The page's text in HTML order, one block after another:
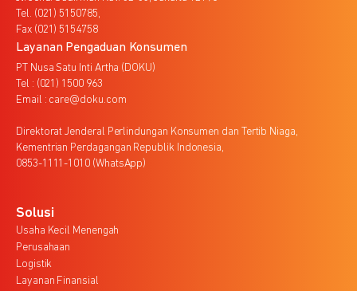
Tel. (021) 5150785,
Fax (021) 5154758
Layanan Pengaduan Konsumen
PT Nusa Satu Inti Artha (DOKU)
Tel : (021) 1500 963
Email : care@doku.com
Direktorat Jenderal Perlindungan Konsumen dan Tertib Niaga,
Kementrian Perdagangan Republik Indonesia,
0853-1111-1010 (WhatsApp)
Solusi
Usaha Kecil Menengah
Perusahaan
Logistik
Layanan Finansial